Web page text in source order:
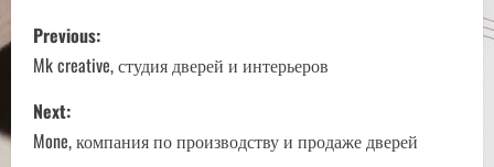
P
o
s
Previous:
Mk creative, студия дверей и интерьеров
Next:
Mone, компания по производству и продаже дверей